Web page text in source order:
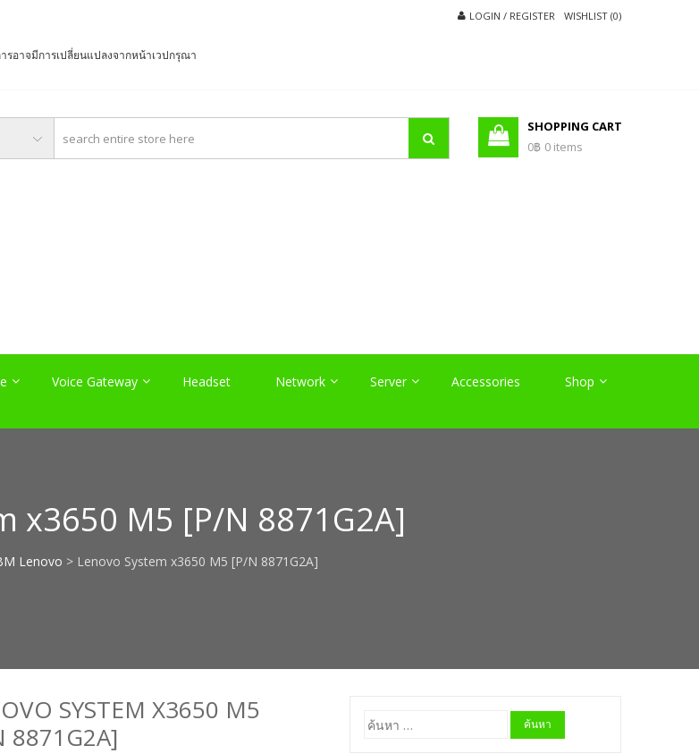
อาจมีการเปลี่ยนแปลงจากหน้าเวปกรุณา
LOGIN / REGISTER WISHLIST (0)
SHOPPING CART
0฿ 0 items
Voice Gateway Headset Network Server Accessories Shop
x3650 M5 [P/N 8871G2A]
Lenovo > Lenovo System x3650 M5 [P/N 8871G2A]
SYSTEM X3650 M5
8871G2A]
ค้นหา
สำหรับ: